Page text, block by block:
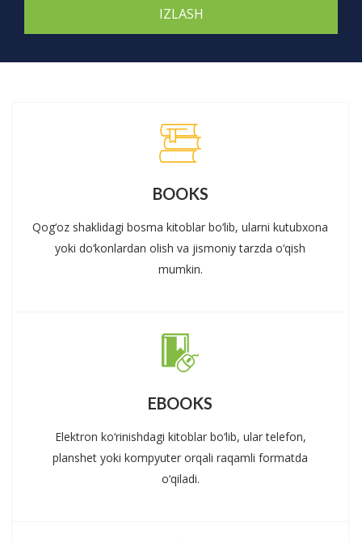
BOOKS
Qog‘oz shaklidagi bosma kitoblar bo‘lib, ularni kutubxona
yoki do‘konlardan olish va jismoniy tarzda o‘qish
mumkin.
EBOOKS
Elektron ko‘rinishdagi kitoblar bo‘lib, ular telefon,
planshet yoki kompyuter orqali raqamli formatda
o‘qiladi.